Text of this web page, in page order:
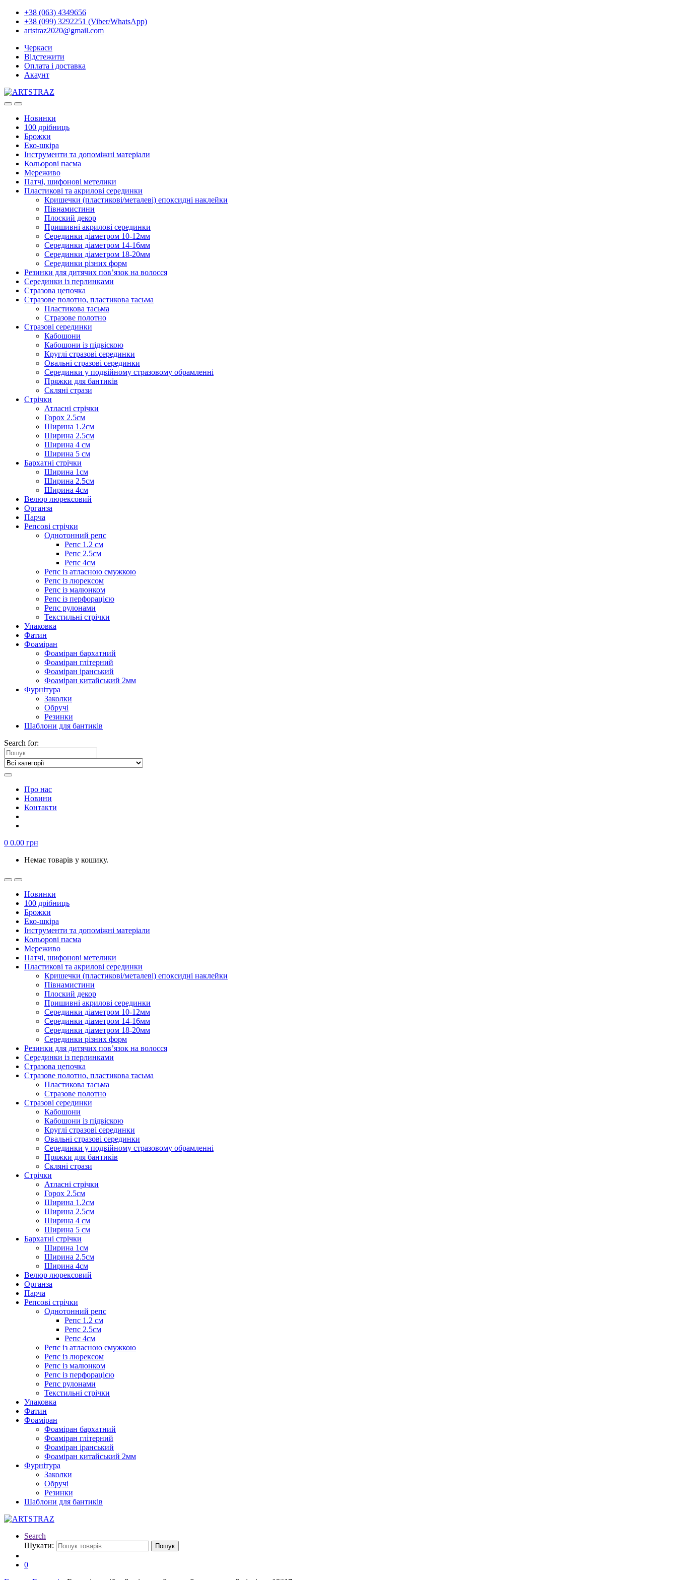
+38 (063) 4349656
+38 (099) 3292251 (Viber/WhatsApp)
artstraz2020@gmail.com
Черкаси
Відстежити
Оплата і доставка
Акаунт
Новинки
100 дрібниць
Брожки
Еко-шкіра
Інструменти та допоміжні матеріали
Кольорові пасма
Мереживо
Патчі, шифонові метелики
Пластикові та акрилові серединки
Кришечки (пластикові/металеві) епоксидні наклейки
Півнамистини
Плоский декор
Пришивні акрилові серединки
Серединки діаметром 10-12мм
Серединки діаметром 14-16мм
Серединки діаметром 18-20мм
Серединки різних форм
Резинки для дитячих пов’язок на волосся
Серединки із перлинками
Стразова цепочка
Стразове полотно, пластикова тасьма
Пластикова тасьма
Стразове полотно
Стразові серединки
Кабошони
Кабошони із підвіскою
Круглі стразові серединки
Овальні стразові серединки
Серединки у подвійному стразовому обрамленні
Пряжки для бантиків
Скляні стрази
Стрічки
Атласні стрічки
Горох 2.5см
Ширина 1.2см
Ширина 2.5см
Ширина 4 см
Ширина 5 см
Бархатні стрічки
Ширина 1см
Ширина 2.5см
Ширина 4см
Велюр люрексовий
Органза
Парча
Репсові стрічки
Однотонний репс
Репс 1.2 см
Репс 2.5см
Репс 4см
Репс із атласною смужкою
Репс із люрексом
Репс із малюнком
Репс із перфорацією
Репс рулонами
Текстильні стрічки
Упаковка
Фатин
Фоаміран
Фоаміран бархатний
Фоаміран глітерний
Фоаміран іранський
Фоаміран китайський 2мм
Фурнітура
Заколки
Обручі
Резинки
Шаблони для бантиків
Search for:
Про нас
Новини
Контакти
0 0.00 грн
Немає товарів у кошику.
Новинки
100 дрібниць
Брожки
Еко-шкіра
Інструменти та допоміжні матеріали
Кольорові пасма
Мереживо
Патчі, шифонові метелики
Пластикові та акрилові серединки
Кришечки (пластикові/металеві) епоксидні наклейки
Півнамистини
Плоский декор
Пришивні акрилові серединки
Серединки діаметром 10-12мм
Серединки діаметром 14-16мм
Серединки діаметром 18-20мм
Серединки різних форм
Резинки для дитячих пов’язок на волосся
Серединки із перлинками
Стразова цепочка
Стразове полотно, пластикова тасьма
Пластикова тасьма
Стразове полотно
Стразові серединки
Кабошони
Кабошони із підвіскою
Круглі стразові серединки
Овальні стразові серединки
Серединки у подвійному стразовому обрамленні
Пряжки для бантиків
Скляні стрази
Стрічки
Атласні стрічки
Горох 2.5см
Ширина 1.2см
Ширина 2.5см
Ширина 4 см
Ширина 5 см
Бархатні стрічки
Ширина 1см
Ширина 2.5см
Ширина 4см
Велюр люрексовий
Органза
Парча
Репсові стрічки
Однотонний репс
Репс 1.2 см
Репс 2.5см
Репс 4см
Репс із атласною смужкою
Репс із люрексом
Репс із малюнком
Репс із перфорацією
Репс рулонами
Текстильні стрічки
Упаковка
Фатин
Фоаміран
Фоаміран бархатний
Фоаміран глітерний
Фоаміран іранський
Фоаміран китайський 2мм
Фурнітура
Заколки
Обручі
Резинки
Шаблони для бантиків
Search
Шукати:
Пошук
0